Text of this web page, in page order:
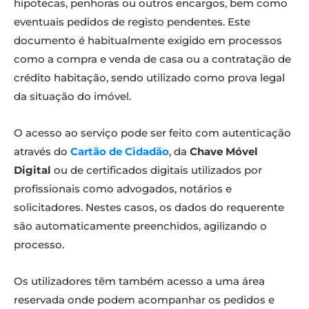
hipotecas, penhoras ou outros encargos, bem como
eventuais pedidos de registo pendentes. Este
documento é habitualmente exigido em processos
como a compra e venda de casa ou a contratação de
crédito habitação, sendo utilizado como prova legal
da situação do imóvel.
O acesso ao serviço pode ser feito com autenticação
através do Cartão de Cidadão, da Chave Móvel
Digital ou de certificados digitais utilizados por
profissionais como advogados, notários e
solicitadores. Nestes casos, os dados do requerente
são automaticamente preenchidos, agilizando o
processo.
Os utilizadores têm também acesso a uma área
reservada onde podem acompanhar os pedidos e